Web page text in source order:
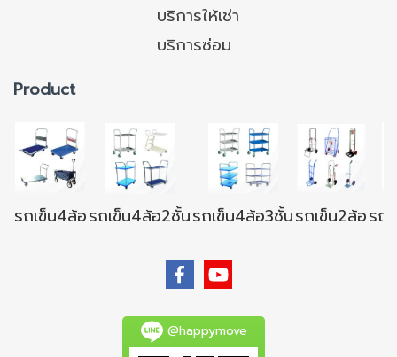
บริการให้เช่า
บริการซ่อม
Product
รถเข็น4ล้อรถเข็น4ล้อ2ชั้นรถเข็น4ล้อ3ชั้นรถเข็น2ล้อรถ
@happymove